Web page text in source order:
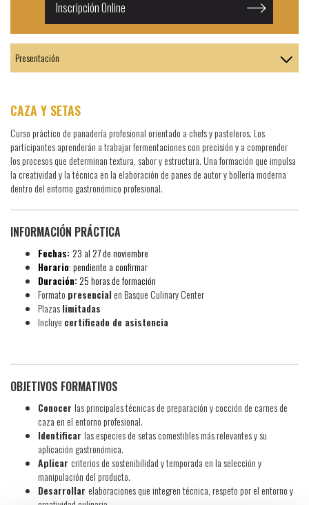
Inscripción Online
CAZA Y SETAS
Curso práctico de panadería profesional orientado a chefs y pasteleros. Los
participantes aprenderán a trabajar fermentaciones con precisión y a comprender
los procesos que determinan textura, sabor y estructura. Una formación que impulsa
la creatividad y la técnica en la elaboración de panes de autor y bollería moderna
dentro del entorno gastronómico profesional.
INFORMACIÓN PRÁCTICA
Fechas: 23 al 27 de noviembre
Horario: pendiente a confirmar
Duración:25 horas de formación
Formato presencial en Basque Culinary Center
Plazaslimitadas
Incluye certificado de asistencia
OBJETIVOS FORMATIVOS
Conocer las principales técnicas de preparación y cocción de carnes de
caza en el entorno profesional.
Identificar las especies de setas comestibles más relevantes y su
aplicación gastronómica.
Aplicar criterios de sostenibilidad y temporada en la selección y
manipulación del producto.
Desarrollar elaboraciones que integren técnica, respeto por el entorno y